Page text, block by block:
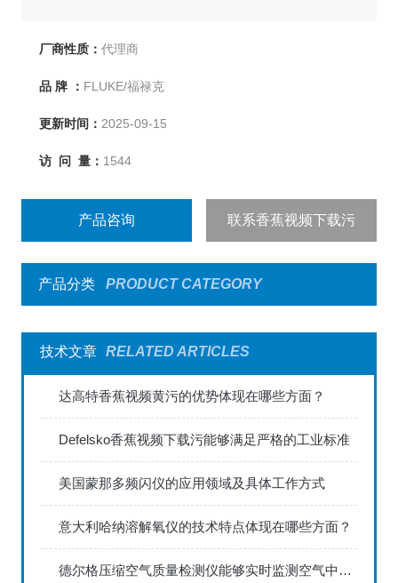
厂商性质： 代理商
品 牌 ： FLUKE/福禄克
更新时间： 2025-09-15
访 问 量： 1544
产品咨询 联系香蕉视频下载污
产品分类 PRODUCT CATEGORY
技术文章 RELATED ARTICLES
达高特香蕉视频黄污的优势体现在哪些方面？
Defelsko香蕉视频下载污能够满足严格的工业标准
美国蒙那多频闪仪的应用领域及具体工作方式
意大利哈纳溶解氧仪的技术特点体现在哪些方面？
德尔格压缩空气质量检测仪能够实时监测空气中的污染物浓度